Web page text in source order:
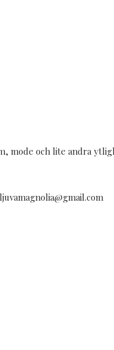
mode och lite andra